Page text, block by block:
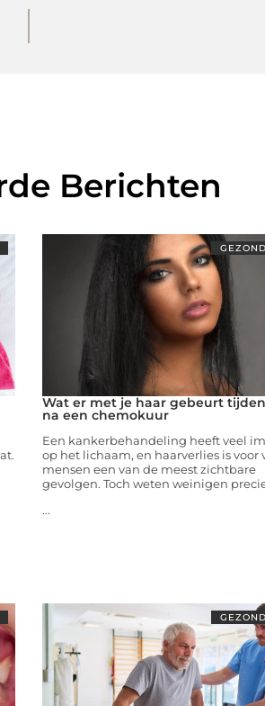
Berichten
Wat er met je haar gebeurt
na een chemokuur
Een kankerbehandeling heeft veel
op het lichaam, en haarverlies is voor
mensen een van de meest zichtbare
gevolgen. Toch weten weinigen
...